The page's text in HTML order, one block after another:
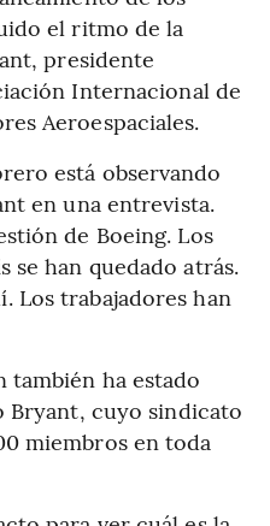
el ritmo de la
presidente
Internacional de
Aeroespaciales.
está observando
en una entrevista.
de Boeing. Los
se han quedado atrás.
Los trabajadores han
también ha estado
Bryant, cuyo sindicato
miembros en toda